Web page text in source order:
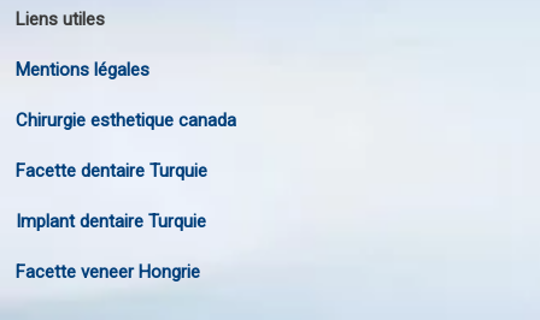
Liens utiles
Mentions légales
Chirurgie esthetique canada
Facette dentaire Turquie
Implant dentaire Turquie
Facette veneer Hongrie